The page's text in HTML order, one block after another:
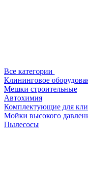
Все категории
Клининговое
Мешки строительные
Автохимия
Комплектующие для
Мойки высокого
Пылесосы